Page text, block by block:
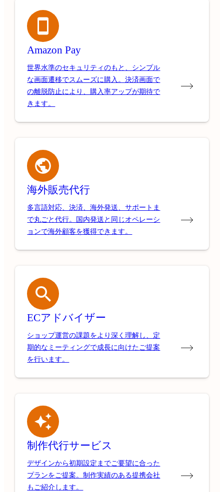
Amazon Pay
世界水準のセキュリティのもと、シンプル
な画面遷移でスムーズに購入。決済画面で
の離脱防止により、購入率アップが期待で
きます。
海外販売代行
多言語対応、決済、海外発送、サポートま
で丸ごと代行。国内発送と同じオペレーシ
ョンで海外顧客を獲得できます。
ECアドバイザー
ショップ運営の課題をより深く理解し、定
期的なミーティングで成長に向けたご提案
を行います。
制作代行サービス
デザインから初期設定までご要望に合った
プランをご提案。制作実績のある提携会社
もご紹介します。